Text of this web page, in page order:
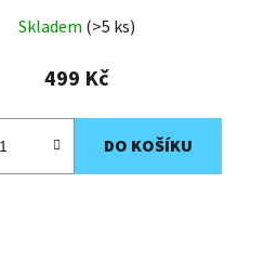
Skladem (>5 ks)
499 Kč
DO KOŠÍKU